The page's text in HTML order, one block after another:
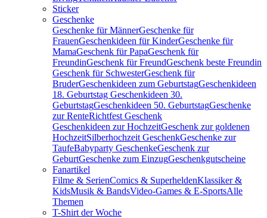
Sticker
Geschenke
Geschenke für MännerGeschenke für
FrauenGeschenkideen für KinderGeschenke für
MamaGeschenk für PapaGeschenk für
FreundinGeschenk für FreundGeschenk beste Freundin
Geschenk für SchwesterGeschenk für
BruderGeschenkideen zum GeburtstagGeschenkideen
18. Geburtstag Geschenkideen 30.
GeburtstagGeschenkideen 50. GeburtstagGeschenke
zur RenteRichtfest Geschenk
Geschenkideen zur HochzeitGeschenk zur goldenen
HochzeitSilberhochzeit GeschenkGeschenke zur
TaufeBabyparty GeschenkeGeschenk zur
GeburtGeschenke zum EinzugGeschenkgutscheine
Fanartikel
Filme & SerienComics & SuperheldenKlassiker &
KidsMusik & BandsVideo-Games & E-SportsAlle
Themen
T-Shirt der Woche